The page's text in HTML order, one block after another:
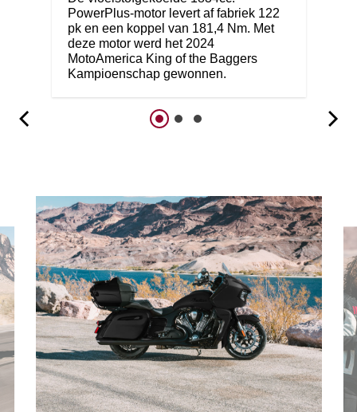
PowerPlus-motor levert af fabriek 122
pk en een koppel van 181,4 Nm. Met
deze motor werd het 2024
MotoAmerica King of the Baggers
Kampioenschap gewonnen.